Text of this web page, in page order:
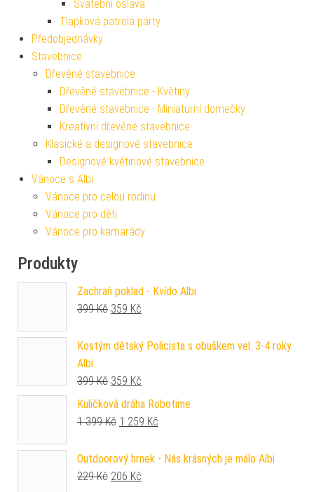
Svatební oslava
Tlapková patrola párty
Předobjednávky
Stavebnice
Dřevěné stavebnice
Dřevěné stavebnice - Květiny
Dřevěné stavebnice - Miniaturní domečky
Kreativní dřevěné stavebnice
Klasické a designové stavebnice
Designové květinové stavebnice
Vánoce s Albi
Vánoce pro celou rodinu
Vánoce pro děti
Vánoce pro kamarády
Produkty
Zachraň poklad - Kvído Albi
399Kč Původní cena byla: 399 Kč.
359 Kč
Kostým dětský Policista s obuškem vel. 3-4 roky
Albi
399Kč Původní cena byla: 399 Kč.
359 Kč
Kuličková dráha Robotime
1 399Kč Původní cena byla: 1 399 Kč.
1 259 Kč
Outdoorový hrnek - Nás krásných je málo Albi
229Kč Původní cena byla: 229 Kč.
206 Kč